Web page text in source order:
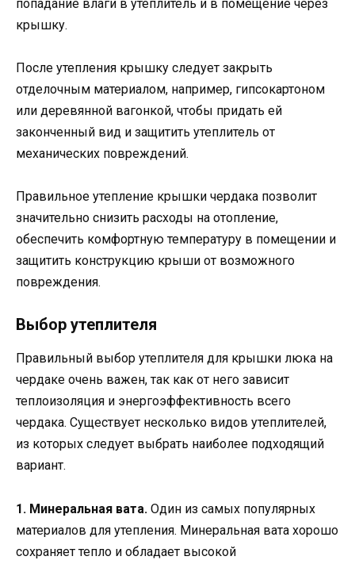
попадание влаги в утеплитель и в помещение через
крышку.
После утепления крышку следует закрыть
отделочным материалом, например, гипсокартоном
или деревянной вагонкой, чтобы придать ей
законченный вид и защитить утеплитель от
механических повреждений.
Правильное утепление крышки чердака позволит
значительно снизить расходы на отопление,
обеспечить комфортную температуру в помещении и
защитить конструкцию крыши от возможного
повреждения.
Выбор утеплителя
Правильный выбор утеплителя для крышки люка на
чердаке очень важен, так как от него зависит
теплоизоляция и энергоэффективность всего
чердака. Существует несколько видов утеплителей,
из которых следует выбрать наиболее подходящий
вариант.
1. Минеральная вата. Один из самых популярных
материалов для утепления. Минеральная вата хорошо
сохраняет тепло и обладает высокой